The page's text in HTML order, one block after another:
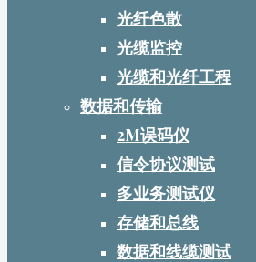
光纤色散
光缆监控
光缆和光纤工程
数据和传输
2M误码仪
信令协议测试
多业务测试仪
存储和总线
数据和线缆测试